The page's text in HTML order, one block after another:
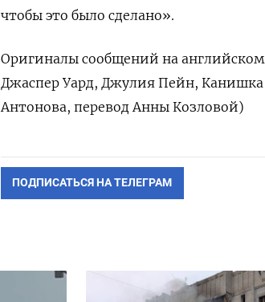
чтобы это было сделано».
Оригиналы сообщений на
Джаспер Уард, Джулия Пейн,
Антонова, перевод Анны Козловой)
ПОДПИСАТЬСЯ НА ТЕЛЕГРАМ